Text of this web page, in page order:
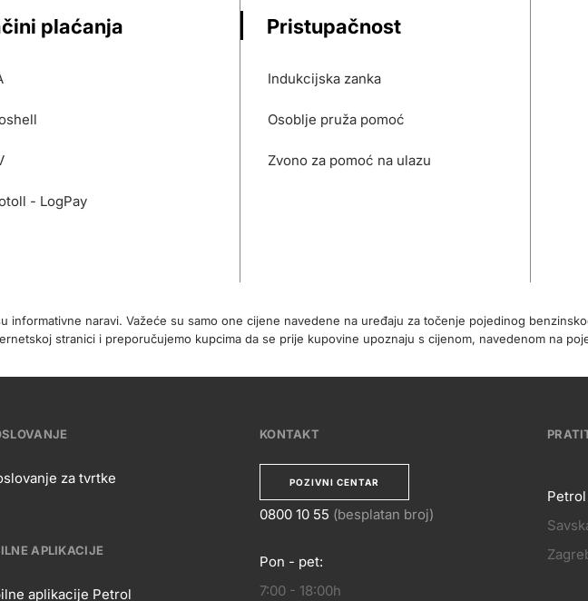
plaćanja
- LogPay
Pristupačnost
Indukcijska zanka
Osoblje pruža pomoć
Zvono za pomoć na ulazu
informativne naravi. Važeće su samo one cijene navedene na uređaju za točenje pojedinog
stranici i preporučujemo kupcima da se prije kupovine upoznaju s cijenom, navedenom na
za tvrtke
APLIKACIJE
aplikacije Petrol
KONTAKT
POZIVNI CENTAR
KONTAKT
0800 10 55 (besplatan broj)
Pon - pet:
7:00 - 18:00h